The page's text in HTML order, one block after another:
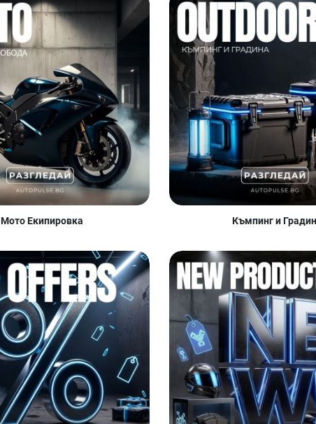
Мото Екипировка Къмпинг и